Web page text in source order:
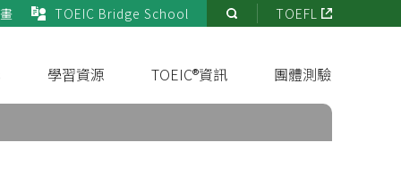
TOEIC Bridge School
站
TOEFL
學習資源 TOEIC®資訊 團體測驗